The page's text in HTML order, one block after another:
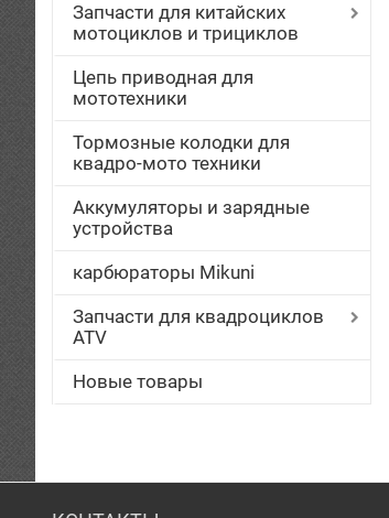
Запчасти для китайских
мотоциклов и трициклов
Цепь приводная для
мототехники
Тормозные колодки для
квадро-мото техники
Аккумуляторы и зарядные
устройства
карбюраторы Mikuni
Запчасти для квадроциклов
ATV
Новые товары